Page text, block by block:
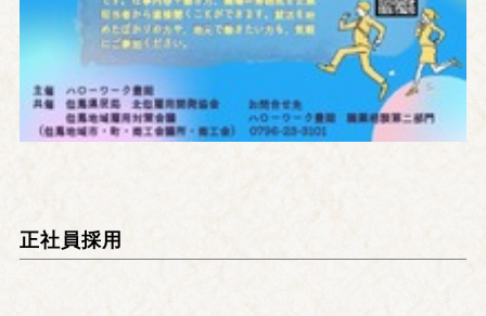
正社員採用